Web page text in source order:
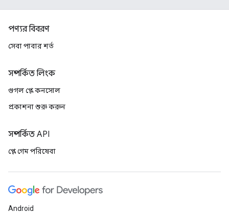
পণ্যর বিবরণ
সেবা পাবার শর্ত
সম্পর্কিত লিংক
গুগল প্লে কনসোল
প্রকাশনা শুরু করুন
সম্পর্কিত API
প্লে গেম পরিষেবা
Android